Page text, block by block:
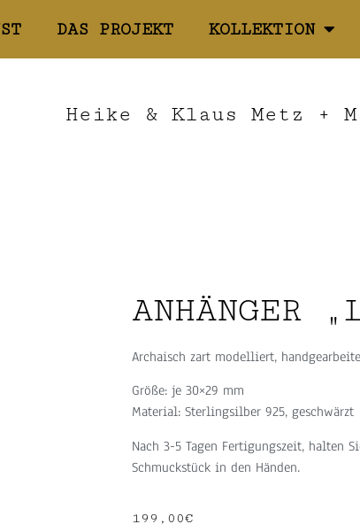
DAS PROJEKT KOLLEKTION
Heike & Klaus Metz +
ANHÄNGER
Archaisch zart modelliert,
Größe: je 30×29 mm
Material: Sterlingsilber 925, geschwärzt
Nach 3-5 Tagen Fertigungszeit, halten
Schmuckstück in den Händen.
199,00€